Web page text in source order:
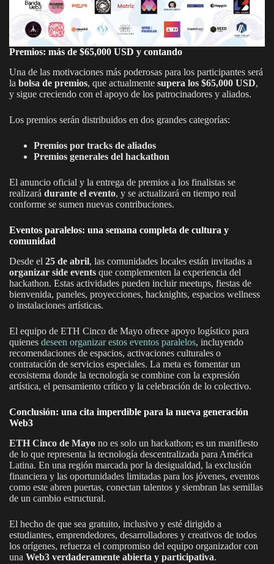
Premios: más de $65,000 USD y contando
Una de las motivaciones más poderosas para los participantes será
la bolsa de premios, que actualmente supera los $65,000 USD,
y sigue creciendo con el apoyo de los patrocinadores y aliados.
Los premios serán distribuidos en dos grandes categorías:
Premios por tracks de aliados
Premios generales del hackathon
El anuncio oficial y la entrega de premios a los finalistas se
realizará durante el evento, y se actualizará en tiempo real
conforme se sumen nuevas contribuciones.
Eventos paralelos: una semana completa de cultura y
comunidad
Desde el 25 de abril, las comunidades locales están invitadas a
organizar side events que complementen la experiencia del
hackathon. Estas actividades pueden incluir meetups, fiestas de
bienvenida, paneles, proyecciones, hacknights, espacios wellness
o instalaciones artísticas.
El equipo de ETH Cinco de Mayo ofrece apoyo logístico para
quienes deseen organizar estos eventos paralelos, incluyendo
recomendaciones de espacios, activaciones culturales o
contratación de servicios especiales. La meta es fomentar un
ecosistema donde la tecnología se combine con la expresión
artística, el pensamiento crítico y la celebración de lo colectivo.
Conclusión: una cita imperdible para la nueva generación
Web3
ETH Cinco de Mayo no es solo un hackathon; es un manifiesto
de lo que representa la tecnología descentralizada para América
Latina. En una región marcada por la desigualdad, la exclusión
financiera y las oportunidades limitadas para los jóvenes, eventos
como este abren puertas, conectan talentos y siembran las semillas
de un cambio estructural.
El hecho de que sea gratuito, inclusivo y esté dirigido a
estudiantes, emprendedores, desarrolladores y creativos de todos
los orígenes, refuerza el compromiso del equipo organizador con
una Web3 verdaderamente abierta y participativa.